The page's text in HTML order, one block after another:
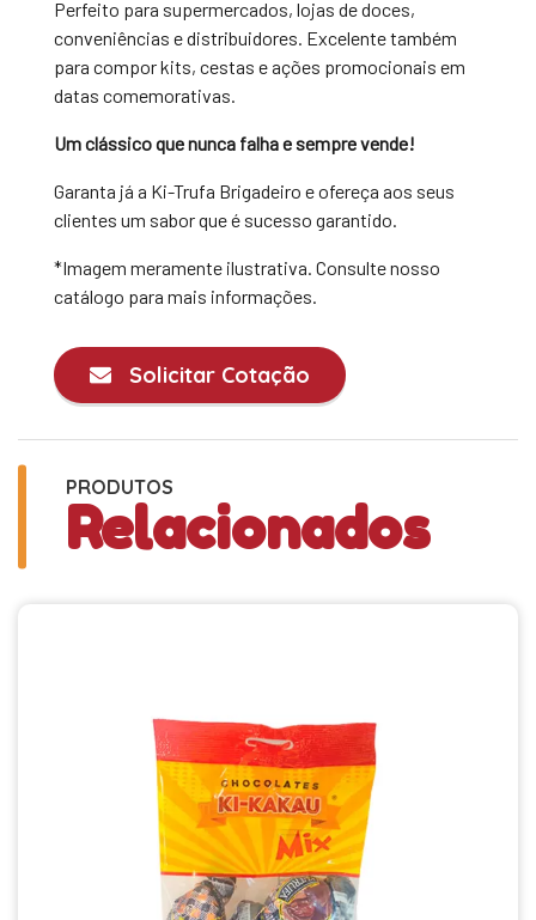
Perfeito para supermercados, lojas de doces,
conveniências e distribuidores. Excelente também
para compor kits, cestas e ações promocionais em
datas comemorativas.
Um clássico que nunca falha e sempre vende!
Garanta já a Ki-Trufa Brigadeiro e ofereça aos seus
clientes um sabor que é sucesso garantido.
*Imagem meramente ilustrativa. Consulte nosso
catálogo para mais informações.
Solicitar Cotação
PRODUTOS
Relacionados